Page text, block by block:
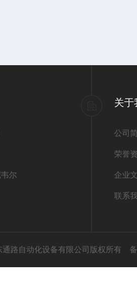
尔
关于
公司
荣誉
企业
联系
通路自动化设备有限公司版权所有